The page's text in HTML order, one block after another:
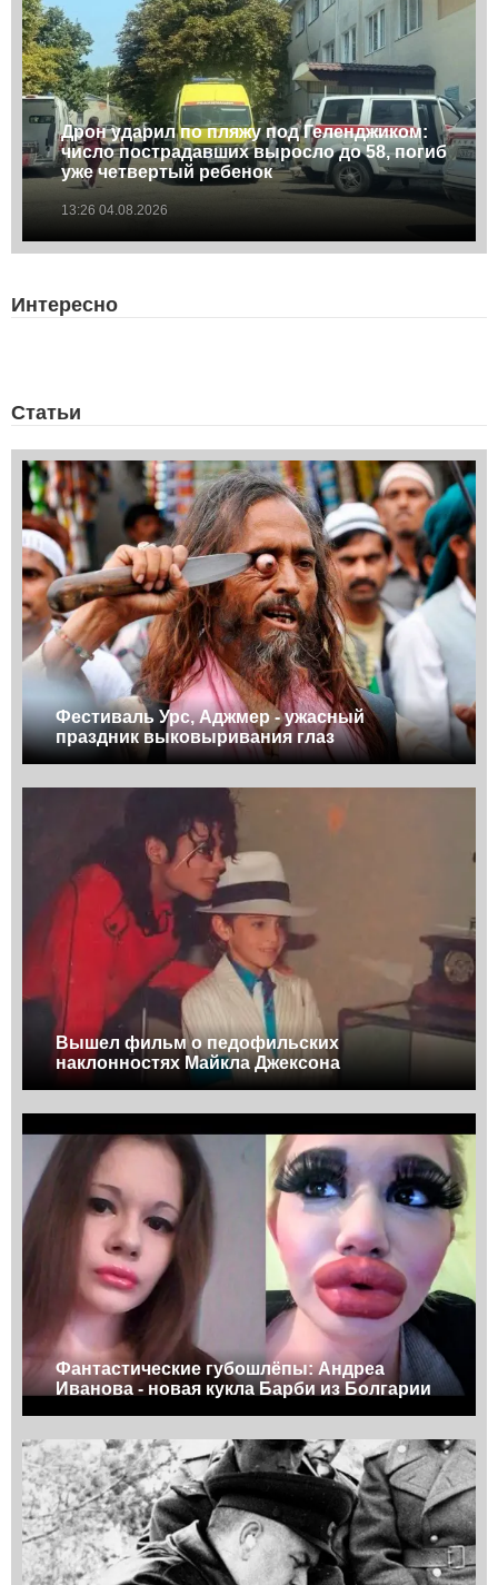
Дрон ударил по пляжу под Геленджиком:
число пострадавших выросло до 58, погиб
уже четвертый ребенок
13:26 04.08.2026
Интересно
Статьи
Фестиваль Урс, Аджмер - ужасный
праздник выковыривания глаз
Вышел фильм о педофильских
наклонностях Майкла Джексона
Фантастические губошлёпы: Андреа
Иванова - новая кукла Барби из Болгарии